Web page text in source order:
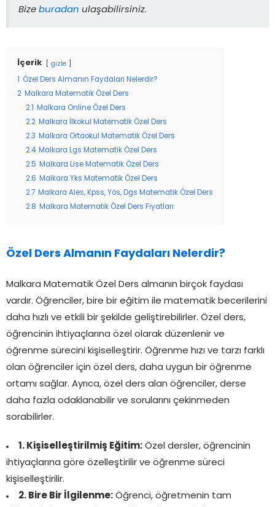
Bize buradan ulaşabilirsiniz.
İçerik gizle
Özel Ders Almanın Faydaları Nelerdir?
2 Malkara Matematik Özel Ders
2.1
Malkara Online Özel Ders
2.2 Malkara İlkokul Matematik Özel Ders
2.3
Malkara Ortaokul Matematik Özel Ders
2.4 Malkara Lgs Matematik Özel Ders
2.5
Malkara Lise Matematik Özel Ders
2.6
Malkara Yks Matematik Özel Ders
2.7 Malkara Ales, Kpss, Yös, Dgs Matematik Özel Ders
2.8
Malkara Matematik Özel Ders Fiyatları
Özel Ders Almanın Faydaları Nelerdir?
Malkara Matematik Özel Ders almanın birçok faydası
vardır. Öğrenciler, bire bir eğitim ile matematik becerilerini
daha hızlı ve etkili bir şekilde geliştirebilirler. Özel ders,
öğrencinin ihtiyaçlarına özel olarak düzenlenir ve
öğrenme sürecini kişiselleştirir. Öğrenme hızı ve tarzı farklı
olan öğrenciler için özel ders, daha uygun bir öğrenme
ortamı sağlar. Ayrıca, özel ders alan öğrenciler, derse
daha fazla odaklanabilir ve sorularını çekinmeden
sorabilirler.
1. Kişiselleştirilmiş Eğitim: Özel dersler, öğrencinin
ihtiyaçlarına göre özelleştirilir ve öğrenme süreci
kişiselleştirilir.
2. Bire Bir İlgilenme: Öğrenci, öğretmenin tam